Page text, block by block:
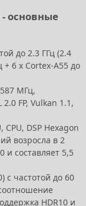
- основные
до 2.3 ГГц (2.4
+ 6 х Cortex-A55 до
МГц,
FP, Vulkan 1.1,
DSP Hexagon
возросла в 2
и составляет 5,5
с частотой до 60
HDR10 и